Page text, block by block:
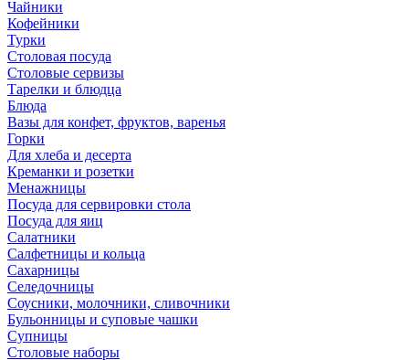
Чайники
Кофейники
Турки
Столовая посуда
Столовые сервизы
Тарелки и блюдца
Блюда
Вазы для конфет, фруктов, варенья
Горки
Для хлеба и десерта
Креманки и розетки
Менажницы
Посуда для сервировки стола
Посуда для яиц
Салатники
Салфетницы и кольца
Сахарницы
Селедочницы
Соусники, молочники, сливочники
Бульонницы и суповые чашки
Супницы
Столовые наборы